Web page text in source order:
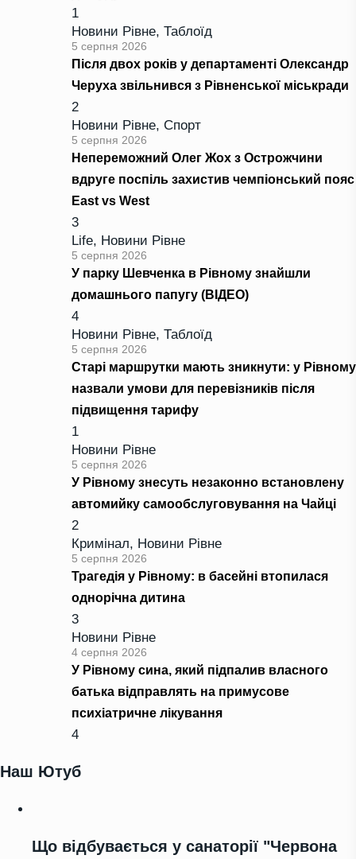
1
Новини Рівне, Таблоїд
5 серпня 2026
Після двох років у департаменті Олександр
Черуха звільнився з Рівненської міськради
2
Новини Рівне, Спорт
5 серпня 2026
Непереможний Олег Жох з Острожчини
вдруге поспіль захистив чемпіонський пояс
East vs West
3
Life, Новини Рівне
5 серпня 2026
У парку Шевченка в Рівному знайшли
домашнього папугу (ВІДЕО)
4
Новини Рівне, Таблоїд
5 серпня 2026
Старі маршрутки мають зникнути: у Рівному
назвали умови для перевізників після
підвищення тарифу
1
Новини Рівне
5 серпня 2026
У Рівному знесуть незаконно встановлену
автомийку самообслуговування на Чайці
2
Кримінал, Новини Рівне
5 серпня 2026
Трагедія у Рівному: в басейні втопилася
однорічна дитина
3
Новини Рівне
4 серпня 2026
У Рівному сина, який підпалив власного
батька відправлять на примусове
психіатричне лікування
4
Наш Ютуб
Що відбувається у санаторії "Червона